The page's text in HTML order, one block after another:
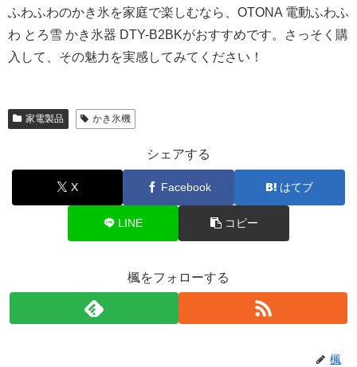
ふわふわのかき氷を家庭で楽しむなら、OTONA 電動ふわふ
わ とろ雪 かき氷器 DTY-B2BKがおすすめです。さっそく購
入して、その魅力を実感してみてください！
家電製品 かき氷機
シェアする
X Facebook はてブ
LINE コピー
楓をフォローする
楓